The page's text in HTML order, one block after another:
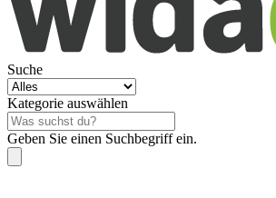
Suche
Kategorie auswählen
Geben Sie einen Suchbegriff ein.